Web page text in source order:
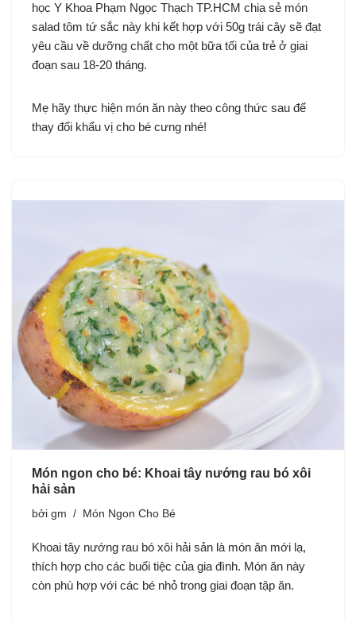
học Y Khoa Phạm Ngọc Thạch TP.HCM chia sẻ món
salad tôm tứ sắc này khi kết hợp với 50g trái cây sẽ đạt
yêu cầu về dưỡng chất cho một bữa tối của trẻ ở giai
đoạn sau 18-20 tháng.
Mẹ hãy thực hiện món ăn này theo công thức sau để
thay đổi khẩu vị cho bé cưng nhé!
Món ngon cho bé: Khoai tây nướng rau bó xôi
hải sản
bởi gm Món Ngon Cho Bé
Khoai tây nướng rau bó xôi hải sản là món ăn mới lạ,
thích hợp cho các buổi tiệc của gia đình. Món ăn này
còn phù hợp với các bé nhỏ trong giai đoạn tập ăn.